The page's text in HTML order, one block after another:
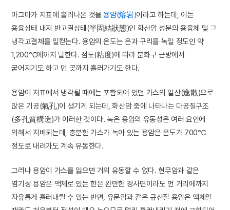
마그마가 지표에 흘러나온 것을용암(熔岩)이라고 하는데, 이는
용융상태 내지 반고결상태(半固結狀態)인 화산암 성분의 용융체 및 그
냉각고결체를 일컫는다. 용암의 온도는 은과 구리를 녹일 정도인 약
1,200℃에까지 달한다. 점도(粘度)에 따라 분화구 근방에서
굳어지기도 하고 먼 곳까지 흘러가기도 한다.
용암이 지표에서 냉각될 때에는 포함되어 있던 가스의 일산(逸散)으로
많은 기공(氣孔)이 생기게 되는데, 화산암 중에 나타나는 다공질구조
(多孔質構造)가 이러한 것이다. 녹은 용암의 유동성은 여러 요인에
의해서 지배되는데, 충분한 가스가 녹아 있는 용암은 온도가 700℃
정도로 내려가도 계속 유동한다.
그러나 용암이 가스를 잃으면 거의 유동할 수 없다. 현무암과 같은
염기성 용암은 액체로 있는 한은 완만한 경사면이라도 먼 거리에까지
자유롭게 흘러내릴 수 있는 반면, 유문암과 같은 규산질 용암은 액체일